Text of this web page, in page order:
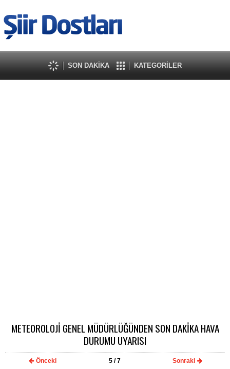
SON DAKİKA KATEGORİLER
METEOROLOJİ GENEL MÜDÜRLÜĞÜNDEN SON DAKİKA HAVA
DURUMU UYARISI
Önceki 5 / 7 Sonraki